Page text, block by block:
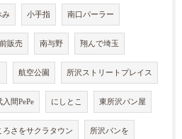
み 小手指 南口パーラー
販売 南与野 翔んで埼玉
航空公園 所沢ストリートプレイス
入間PePe にしとこ 東所沢パン屋
ろさをサクラタウン 所沢パンを